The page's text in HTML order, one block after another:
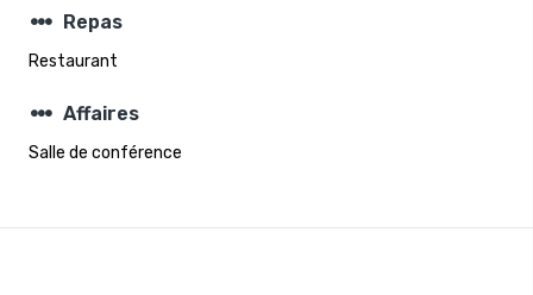
steppers Repas
Restaurant
steppers Affaires
Salle de conférence